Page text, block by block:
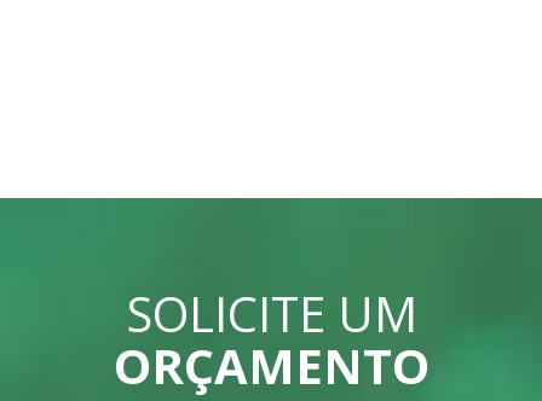
SOLICITE UM
ORÇAMENTO